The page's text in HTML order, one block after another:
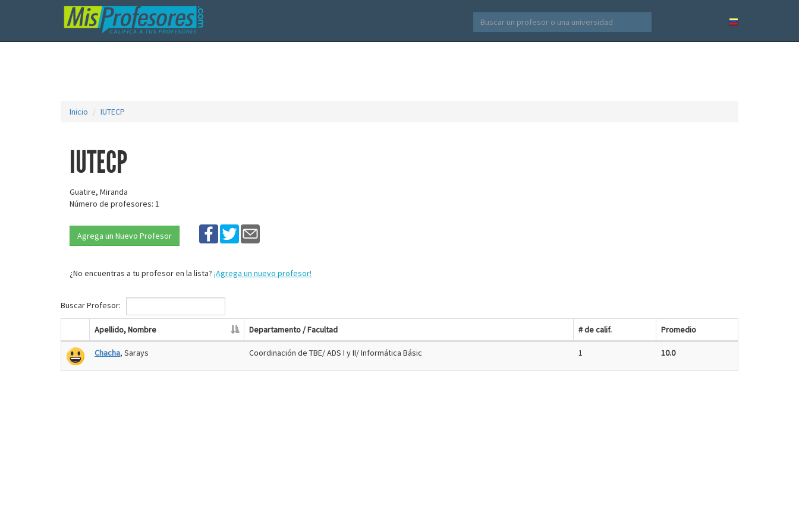
Inicio IUTECP
IUTECP
Guatire, Miranda
Número de profesores: 1
Agrega un Nuevo Profesor
¿No encuentras a tu profesor en la lista? ¡Agrega un nuevo profesor!
Buscar Profesor:
Apellido, Nombre Departamento / Facultad # de calif. Promedio
Chacha, Sarays Coordinación de TBE/ ADS I y II/ Informática Básic 1 10.0